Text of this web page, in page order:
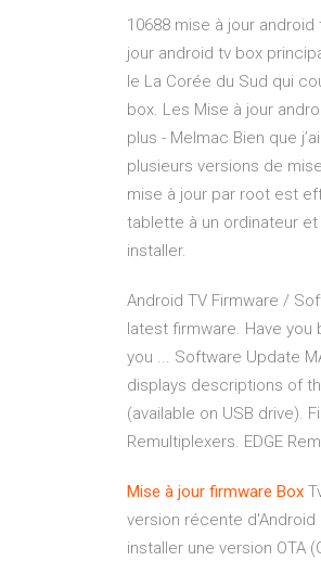
10688 mise à jour
jour android tv box
le La Corée du Sud qui
box. Les Mise à jour
plus - Melmac Bien que
plusieurs versions de
mise à jour par root est
tablette à un ordinateur
installer.
Android TV Firmware /
latest firmware. Have
you ... Software Update
displays descriptions of
(available on USB drive).
Remultiplexers. EDGE
Mise à jour firmware Box
version récente d'Android
installer une version OTA